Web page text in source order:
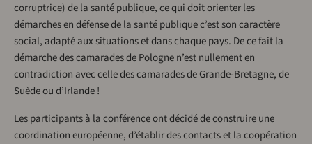
corruptrice) de la santé publique, ce qui doit orienter les
démarches en défense de la santé publique c’est son caractère
social, adapté aux situations et dans chaque pays. De ce fait la
démarche des camarades de Pologne n’est nullement en
contradiction avec celle des camarades de Grande-Bretagne, de
Suède ou d’Irlande !
Les participants à la conférence ont décidé de construire une
coordination européenne, d’établir des contacts et la coopération